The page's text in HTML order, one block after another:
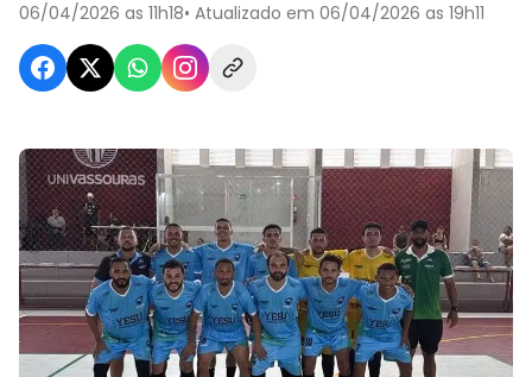
06/04/2026 as 11h18• Atualizado em 06/04/2026 as 19h11